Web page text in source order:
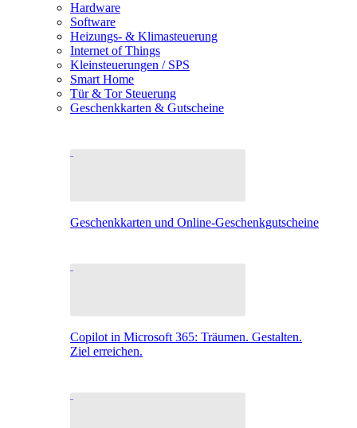
Hardware
Software
Heizungs- & Klimasteuerung
Internet of Things
Kleinsteuerungen / SPS
Smart Home
Tür & Tor Steuerung
Geschenkkarten & Gutscheine
Geschenkkarten und Online-Geschenkgutscheine
Copilot in Microsoft 365: Träumen. Gestalten.
Ziel erreichen.